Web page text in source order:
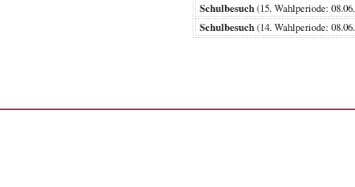
Schulbesuch(15. Wahlperiode:
Schulbesuch(14. Wahlperiode: